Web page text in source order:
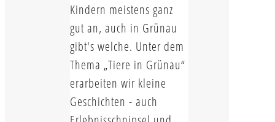
Kindern meistens ganz
gut an, auch in Grünau
gibt's welche. Unter dem
Thema „Tiere in Grünau“
erarbeiten wir kleine
Geschichten - auch